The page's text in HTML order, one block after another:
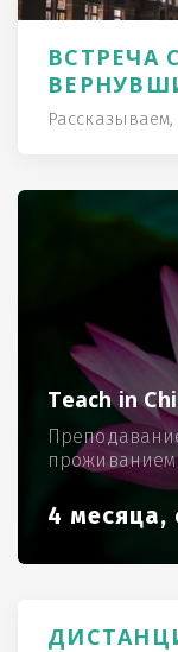
ВСТРЕЧА
Teach in
проживанием
4 месяца,